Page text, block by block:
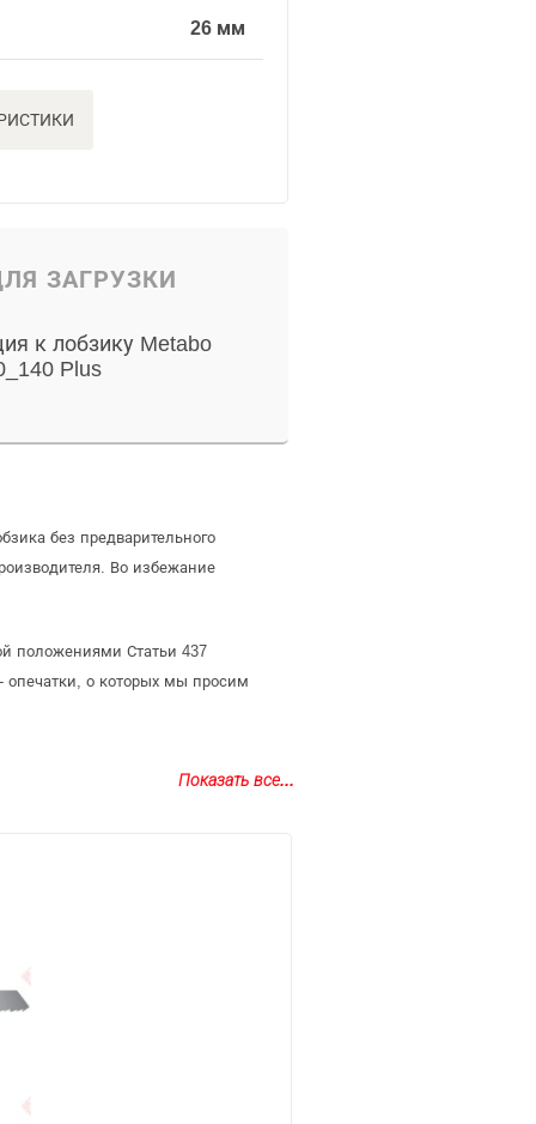
26 мм
ЗАГРУЗКИ
к лобзику Metabo
Plus
без предварительного
Во избежание
положениями Статьи 437
опечатки, о которых мы просим
Показать все...